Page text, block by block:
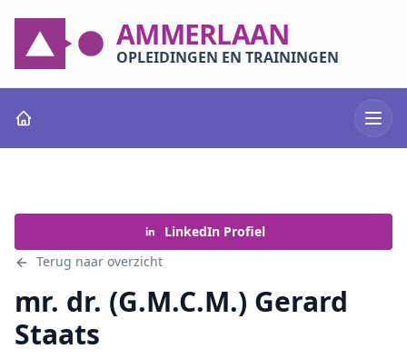
AMMERLAAN
OPLEIDINGEN EN TRAININGEN
LinkedIn Profiel
Terug naar overzicht
mr. dr. (G.M.C.M.) Gerard
Staats